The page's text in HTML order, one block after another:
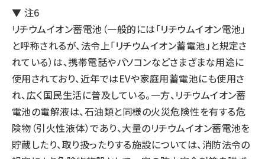
▼ 注6
リチウムイオン蓄電池（一般的には「リチウムイオン電池」
と呼称されるが、法令上「リチウムイオン蓄電池」と規定さ
れている）は、携帯電話やパソコンなどさまざまな用途に
使用されており、近年ではEVや家庭用蓄電池にも使用さ
れ、広く国民生活に普及している。一方、リチウムイオン蓄
電池の電解液は、石油類と同様の火災危険性を有する危
険物（引火性液体）であり、大量のリチウムイオン蓄電池を
貯蔵したり、取り扱ったりする施設については、消防法令の